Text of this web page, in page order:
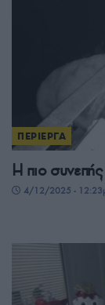
ΠΕΡΙΕΡΓΑ
Η πιο
4/12/2025 -